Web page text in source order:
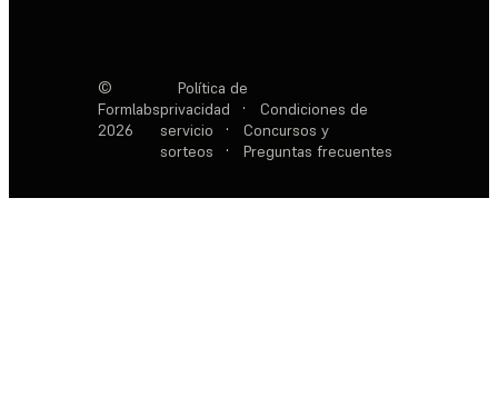
©
Formlabs
2026
Política de
privacidad
·
Condiciones de
servicio
·
Concursos y
sorteos
· Preguntas frecuentes